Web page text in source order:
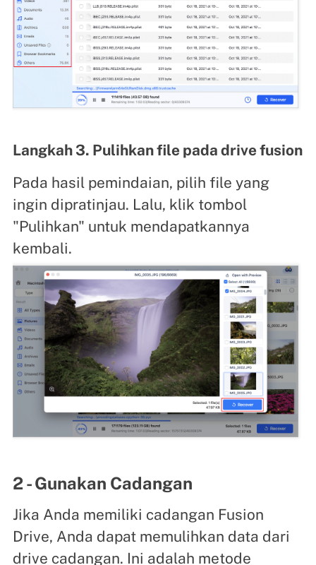
Langkah 3. Pulihkan file pada drive fusion
Pada hasil pemindaian, pilih file yang
ingin dipratinjau. Lalu, klik tombol
"Pulihkan" untuk mendapatkannya
kembali.
2 - Gunakan Cadangan
Jika Anda memiliki cadangan Fusion
Drive, Anda dapat memulihkan data dari
drive cadangan. Ini adalah metode